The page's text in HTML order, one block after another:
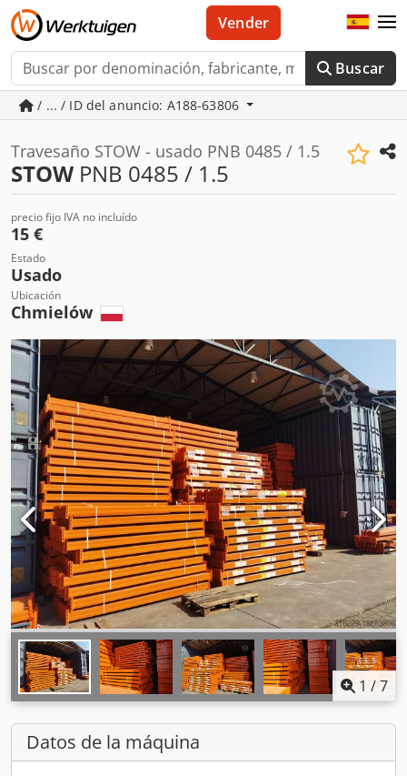
Buscar
Vender
/ ... / ID del anuncio: A188-63806
Travesaño STOW - usado PNB 0485 / 1.5
STOW PNB 0485 / 1.5
precio fijo IVA no incluído
15 €
Estado
Usado
Ubicación
Chmielów
1 /7
Datos de la máquina